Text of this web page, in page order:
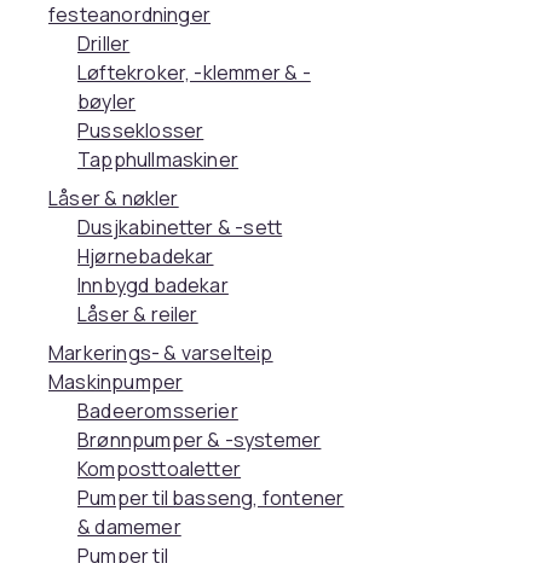
festeanordninger
Driller
Løftekroker, -klemmer & -
bøyler
Pusseklosser
Tapphullmaskiner
Låser & nøkler
Dusjkabinetter & -sett
Hjørnebadekar
Innbygd badekar
Låser & reiler
Markerings- & varselteip
Maskinpumper
Badeeromsserier
Brønnpumper & -systemer
Komposttoaletter
Pumper til basseng, fontener
& damemer
Pumper til